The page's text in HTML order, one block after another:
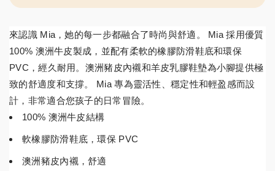
來認識 Mia，她的每一步都融合了時尚與舒適。 Mia 採用優質
100% 澳洲牛皮製成，並配有柔軟的橡膠防滑鞋底和環保
PVC，經久耐用。澳洲豬皮內襯和羊皮乳膠鞋墊為小腳提供極
致的舒適度和支撐。 Mia 專為靈活性、穩定性和輕盈感而設
計，非常適合您孩子的日常冒險。
100% 澳洲牛皮結構
軟橡膠防滑鞋底，環保 PVC
澳洲豬皮內襯，舒適